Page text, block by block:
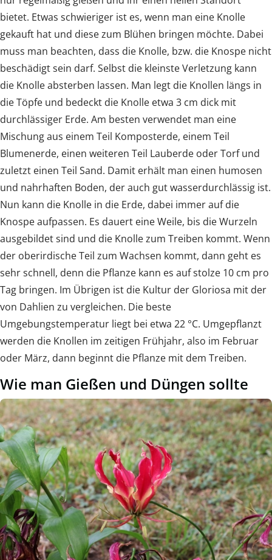
bietet. Etwas schwieriger ist es, wenn man eine Knolle
gekauft hat und diese zum Blühen bringen möchte. Dabei
muss man beachten, dass die Knolle, bzw. die Knospe nicht
beschädigt sein darf. Selbst die kleinste Verletzung kann
die Knolle absterben lassen. Man legt die Knollen längs in
die Töpfe und bedeckt die Knolle etwa 3 cm dick mit
durchlässiger Erde. Am besten verwendet man eine
Mischung aus einem Teil Komposterde, einem Teil
Blumenerde, einen weiteren Teil Lauberde oder Torf und
zuletzt einen Teil Sand. Damit erhält man einen humosen
und nahrhaften Boden, der auch gut wasserdurchlässig ist.
Nun kann die Knolle in die Erde, dabei immer auf die
Knospe aufpassen. Es dauert eine Weile, bis die Wurzeln
ausgebildet sind und die Knolle zum Treiben kommt. Wenn
der oberirdische Teil zum Wachsen kommt, dann geht es
sehr schnell, denn die Pflanze kann es auf stolze 10 cm pro
Tag bringen. Im Übrigen ist die Kultur der Gloriosa mit der
von Dahlien zu vergleichen. Die beste
Umgebungstemperatur liegt bei etwa 22 °C. Umgepflanzt
werden die Knollen im zeitigen Frühjahr, also im Februar
oder März, dann beginnt die Pflanze mit dem Treiben.
Wie man Gießen und Düngen sollte